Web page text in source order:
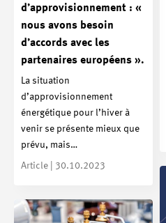
d’approvisionnement : «
nous avons besoin
d’accords avec les
partenaires européens ».
La situation
d’approvisionnement
énergétique pour l’hiver à
venir se présente mieux que
prévu, mais…
Article | 30.10.2023